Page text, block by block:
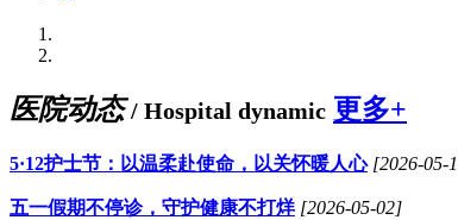
医院动态 / Hospital dynamic 更多+
5·12护士节：以温柔赴使命，以关怀暖人心 [2026-05-
五一假期不停诊，守护健康不打烊 [2026-05-02]